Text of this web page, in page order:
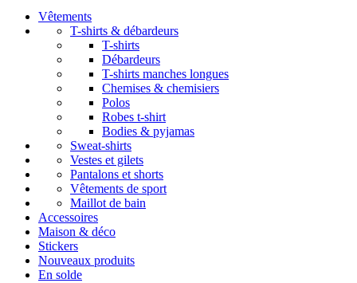
Vêtements
T-shirts & débardeurs
T-shirts
Débardeurs
T-shirts manches longues
Chemises & chemisiers
Polos
Robes t-shirt
Bodies & pyjamas
Sweat-shirts
Vestes et gilets
Pantalons et shorts
Vêtements de sport
Maillot de bain
Accessoires
Maison & déco
Stickers
Nouveaux produits
En solde